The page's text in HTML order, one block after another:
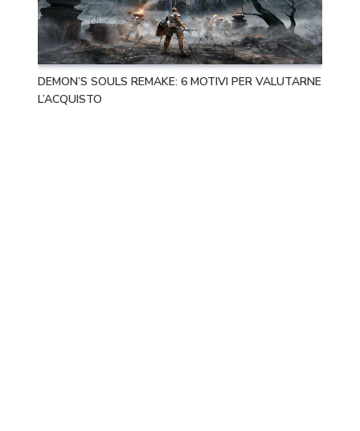
DEMON’S SOULS REMAKE: 6 MOTIVI PER VALUTARNE
L’ACQUISTO